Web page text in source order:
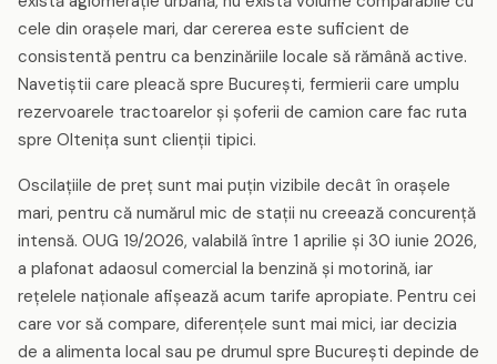
cele din orașele mari, dar cererea este suficient de
consistentă pentru ca benzinăriile locale să rămână active.
Navetiștii care pleacă spre București, fermierii care umplu
rezervoarele tractoarelor și șoferii de camion care fac ruta
spre Oltenița sunt clienții tipici.
Oscilațiile de preț sunt mai puțin vizibile decât în orașele
mari, pentru că numărul mic de stații nu creează concurență
intensă. OUG 19/2026, valabilă între 1 aprilie și 30 iunie 2026,
a plafonat adaosul comercial la benzină și motorină, iar
rețelele naționale afișează acum tarife apropiate. Pentru cei
care vor să compare, diferențele sunt mai mici, iar decizia
de a alimenta local sau pe drumul spre București depinde de